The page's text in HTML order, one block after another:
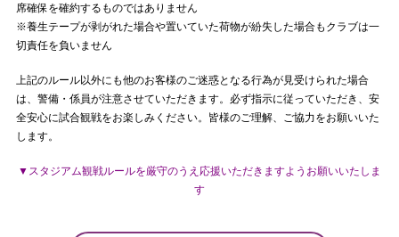
席確保を確約するものではありません
※養生テープが剥がれた場合や置いていた荷物が紛失した場合もクラブは一
切責任を負いません
上記のルール以外にも他のお客様のご迷惑となる行為が見受けられた場合
は、警備・係員が注意させていただきます。必ず指示に従っていただき、安
全安心に試合観戦をお楽しみください。皆様のご理解、ご協力をお願いいた
します。
▼スタジアム観戦ルールを厳守のうえ応援いただきますようお願いいたしま
す